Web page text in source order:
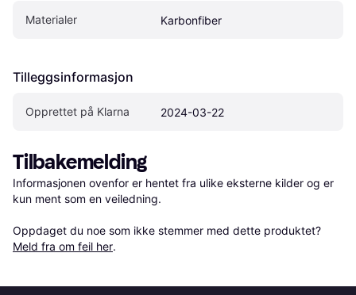
Materialer Karbonfiber
Tilleggsinformasjon
Opprettet på Klarna 2024-03-22
Tilbakemelding
Informasjonen ovenfor er hentet fra ulike eksterne kilder og er
kun ment som en veiledning.
Oppdaget du noe som ikke stemmer med dette produktet?
Meld fra om feil her.